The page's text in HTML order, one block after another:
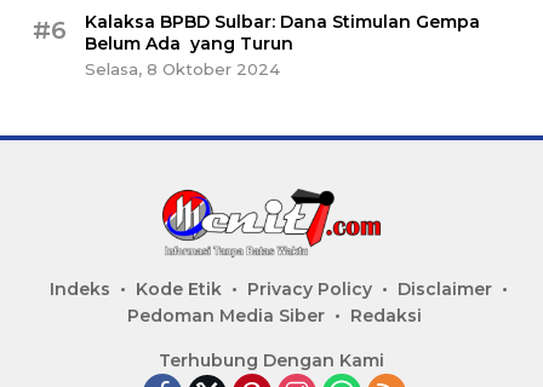
#6
Kalaksa BPBD Sulbar: Dana Stimulan Gempa
Belum Ada yang Turun
Selasa, 8 Oktober 2024
Indeks Kode Etik Privacy Policy
Disclaimer
Pedoman Media Siber
Redaksi
Terhubung Dengan Kami